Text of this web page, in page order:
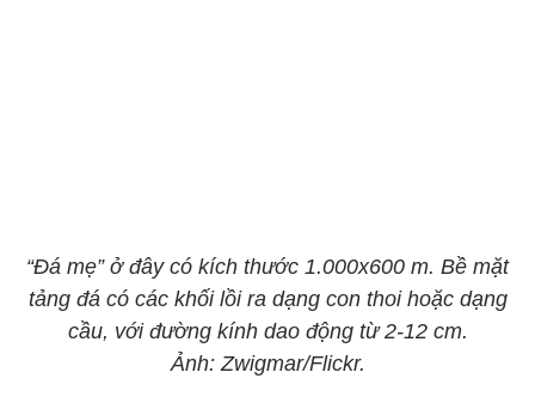
“Đá mẹ” ở đây có kích thước 1.000x600 m. Bề mặt
tảng đá có các khối lồi ra dạng con thoi hoặc dạng
cầu, với đường kính dao động từ 2-12 cm.
Ảnh: Zwigmar/Flickr.